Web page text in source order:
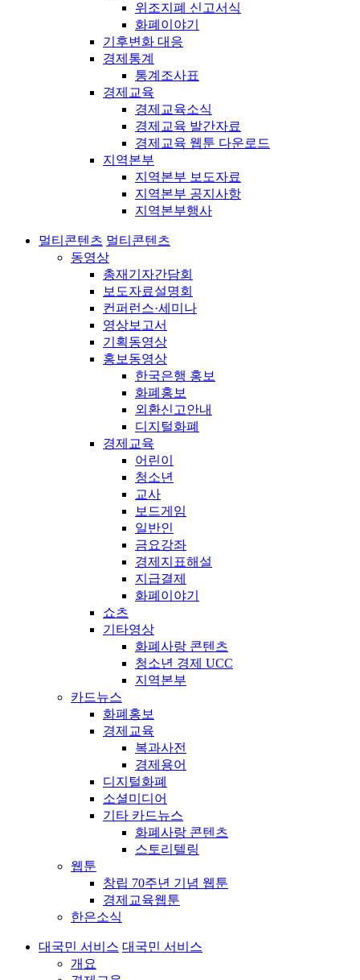
위조지폐 신고서식
화폐이야기
기후변화 대응
경제통계
통계조사표
경제교육
경제교육소식
경제교육 발간자료
경제교육 웹툰 다운로드
지역본부
지역본부 보도자료
지역본부 공지사항
지역본부행사
멀티콘텐츠 멀티콘텐츠
동영상
총재기자간담회
보도자료설명회
컨퍼런스·세미나
영상보고서
기획동영상
홍보동영상
한국은행 홍보
화폐홍보
외환신고안내
디지털화폐
경제교육
어린이
청소년
교사
보드게임
일반인
금요강좌
경제지표해설
지급결제
화폐이야기
쇼츠
기타영상
화폐사랑 콘텐츠
청소년 경제 UCC
지역본부
카드뉴스
화폐홍보
경제교육
복과사전
경제용어
디지털화폐
소셜미디어
기타 카드뉴스
화폐사랑 콘텐츠
스토리텔링
웹툰
창립 70주년 기념 웹툰
경제교육웹툰
한은소식
대국민 서비스 대국민 서비스
개요